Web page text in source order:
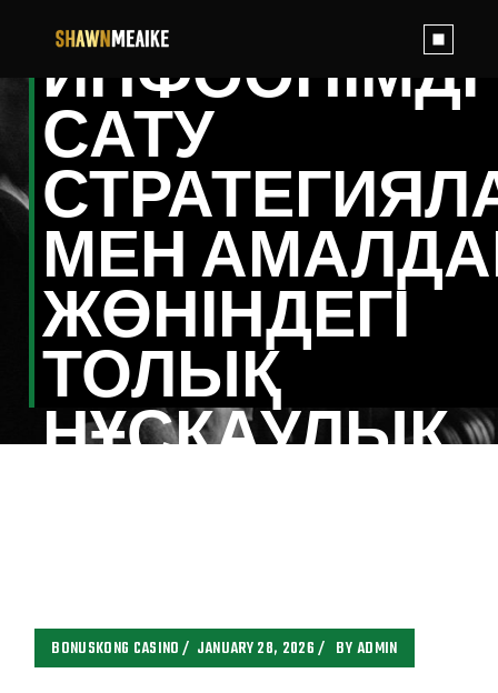
ИНФОӨНІМДІ
САТУ
МЕН
ЖӨНІНДЕГІ
ТОЛЫҚ
НҰСҚАУЛЫҚ
BONUSKONG CASINO JANUARY 28, 2026 BYADMIN